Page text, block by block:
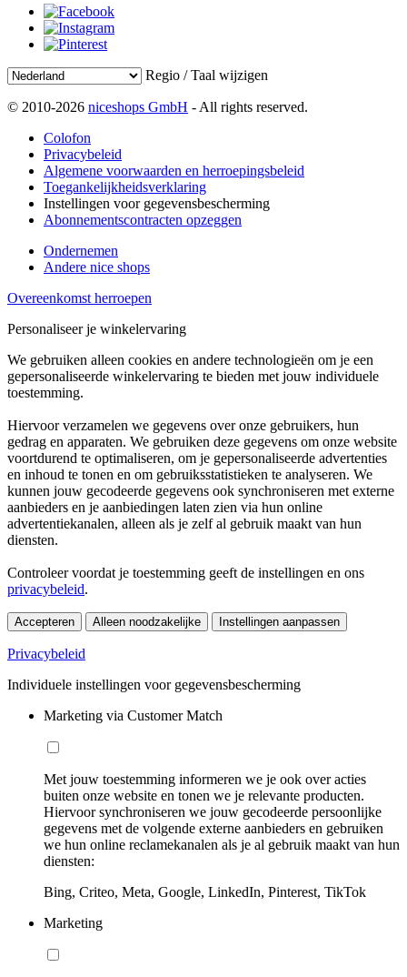
Regio / Taal wijzigen
© 2010-2026 niceshops GmbH - All rights reserved.
Colofon
Privacybeleid
Algemene voorwaarden en herroepingsbeleid
Toegankelijkheidsverklaring
Instellingen voor gegevensbescherming
Abonnementscontracten opzeggen
Ondernemen
Andere nice shops
Overeenkomst herroepen
Personaliseer je winkelervaring
We gebruiken alleen cookies en andere technologieën om je een
gepersonaliseerde winkelervaring te bieden met jouw individuele
toestemming.
Hiervoor verzamelen we gegevens over onze gebruikers, hun
gedrag en apparaten. We gebruiken deze gegevens om onze website
voortdurend te optimaliseren, om je gepersonaliseerde advertenties
en inhoud te tonen en om gebruiksstatistieken te analyseren. We
kunnen jouw gecodeerde gegevens ook synchroniseren met externe
aanbieders en je aanbiedingen laten zien via hun online
advertentiekanalen, alleen als je zelf al gebruik maakt van hun
diensten.
Controleer voordat je toestemming geeft de instellingen en ons
privacybeleid.
Accepteren Alleen noodzakelijke Instellingen aanpassen
Privacybeleid
Individuele instellingen voor gegevensbescherming
Marketing via Customer Match
Met jouw toestemming informeren we je ook over acties
buiten onze website en tonen we je relevante producten.
Hiervoor synchroniseren we jouw gecodeerde persoonlijke
gegevens met de volgende externe aanbieders en gebruiken
we hun online reclamekanalen als je al gebruik maakt van hun
diensten:
Bing, Criteo, Meta, Google, LinkedIn, Pinterest, TikTok
Marketing